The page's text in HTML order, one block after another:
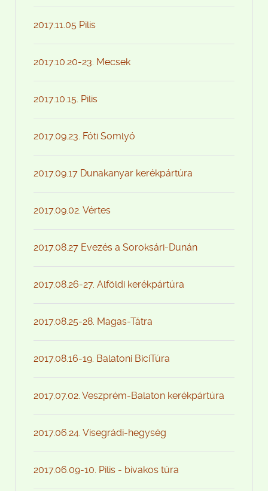
2017.11.05 Pilis
2017.10.20-23. Mecsek
2017.10.15. Pilis
2017.09.23. Fóti Somlyó
2017.09.17 Dunakanyar kerékpártúra
2017.09.02. Vértes
2017.08.27 Evezés a Soroksári-Dunán
2017.08.26-27. Alföldi kerékpártúra
2017.08.25-28. Magas-Tátra
2017.08.16-19. Balatoni BiciTúra
2017.07.02. Veszprém-Balaton kerékpártúra
2017.06.24. Visegrádi-hegység
2017.06.09-10. Pilis - bivakos túra